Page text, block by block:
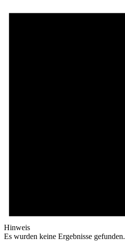
Hinweis
Es wurden keine Ergebnisse gefunden.